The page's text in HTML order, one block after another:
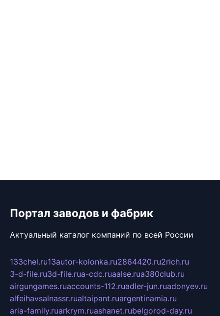
Портал заводов и фабрик
Актуальный каталог компаний по всей России
133chel.ru13autor-kolonka.ru2864420.ru2rich.ru
3-d-file.ru3d-file.rua-cdc.ruaalse.rua380club.ru
airgungames.ruaccounts-112.ruadler-jun.ruadonyev.ru
alfeihavsalnassr.rualtaipant.ruargentinamia.ru
aria-family.ruarkrym.ruashanet.rubelgorod-day.ru